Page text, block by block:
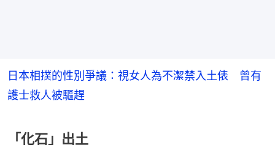
日本相撲的性別爭議：視女人為不潔禁入土俵 曾有
護士救人被驅趕
「化石」出土